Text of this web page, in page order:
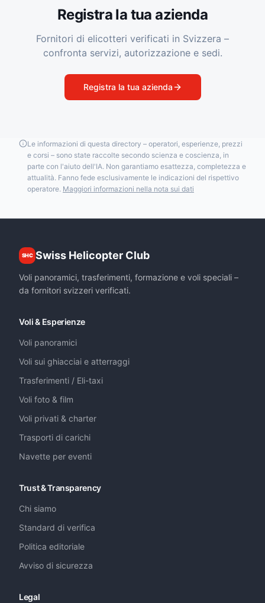
Registra la tua azienda
Fornitori di elicotteri verificati in Svizzera –
confronta servizi, autorizzazione e sedi.
Registra la tua azienda
Le informazioni di questa directory – operatori, esperienze, prezzi
e corsi – sono state raccolte secondo scienza e coscienza, in
parte con l'aiuto dell'IA. Non garantiamo esattezza, completezza e
attualità. Fanno fede esclusivamente le indicazioni del rispettivo
operatore. Maggiori informazioni nella nota sui dati
SHC Swiss Helicopter Club
Voli panoramici, trasferimenti, formazione e voli speciali –
da fornitori svizzeri verificati.
Voli & Esperienze
Voli panoramici
Voli sui ghiacciai e atterraggi
Trasferimenti / Eli-taxi
Voli foto & film
Voli privati & charter
Trasporti di carichi
Navette per eventi
Trust & Transparency
Chi siamo
Standard di verifica
Politica editoriale
Avviso di sicurezza
Legal